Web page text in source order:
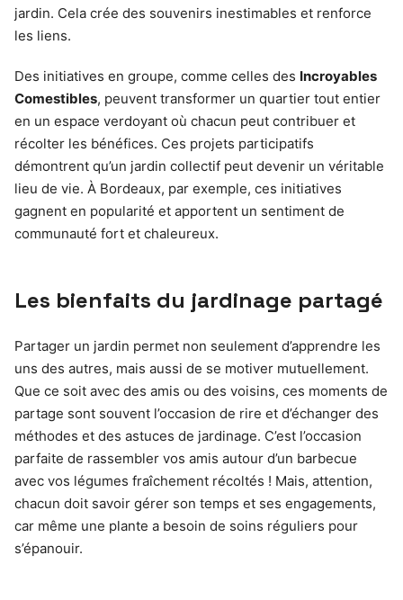
jardin. Cela crée des souvenirs inestimables et renforce
les liens.
Des initiatives en groupe, comme celles des Incroyables
Comestibles, peuvent transformer un quartier tout entier
en un espace verdoyant où chacun peut contribuer et
récolter les bénéfices. Ces projets participatifs
démontrent qu’un jardin collectif peut devenir un véritable
lieu de vie. À Bordeaux, par exemple, ces initiatives
gagnent en popularité et apportent un sentiment de
communauté fort et chaleureux.
Les bienfaits du jardinage partagé
Partager un jardin permet non seulement d’apprendre les
uns des autres, mais aussi de se motiver mutuellement.
Que ce soit avec des amis ou des voisins, ces moments de
partage sont souvent l’occasion de rire et d’échanger des
méthodes et des astuces de jardinage. C’est l’occasion
parfaite de rassembler vos amis autour d’un barbecue
avec vos légumes fraîchement récoltés ! Mais, attention,
chacun doit savoir gérer son temps et ses engagements,
car même une plante a besoin de soins réguliers pour
s’épanouir.